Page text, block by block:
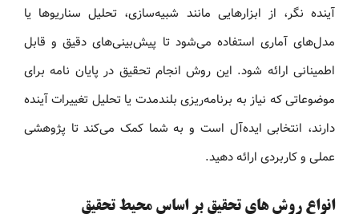
آینده‌ نگر، از ابزارهایی مانند شبیه‌سازی، تحلیل سناریوها یا
مدل‌های آماری استفاده می‌شود تا پیش‌بینی‌های دقیق و قابل
اطمینانی ارائه شود. این روش انجام تحقیق در پایان‌ نامه برای
موضوعاتی که نیاز به برنامه‌ریزی بلندمدت یا تحلیل تغییرات آینده
دارند، انتخابی ایده‌آل است و به شما کمک می‌کند تا پژوهشی
عملی و کاربردی ارائه دهید.
انواع روش های تحقیق بر اساس محیط تحقیق